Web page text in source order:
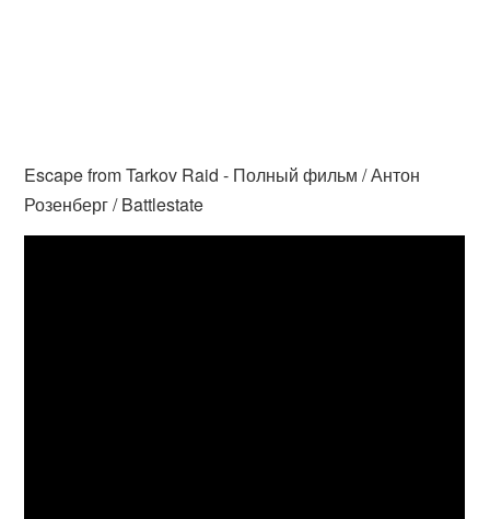
Escape from Tarkov Raid - Полный фильм / Антон
Розенберг / Battlestate